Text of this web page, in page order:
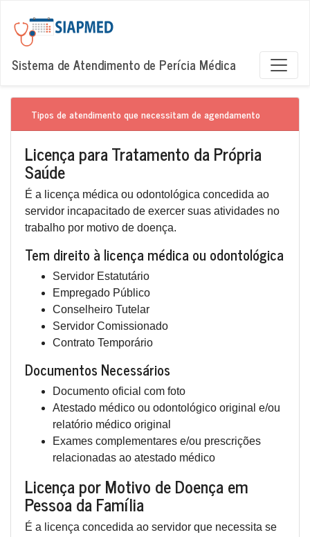
Sistema de Atendimento de Perícia Médica
Tipos de atendimento que necessitam de agendamento
Licença para Tratamento da Própria
Saúde
É a licença médica ou odontológica concedida ao
servidor incapacitado de exercer suas atividades no
trabalho por motivo de doença.
Tem direito à licença médica ou odontológica
Servidor Estatutário
Empregado Público
Conselheiro Tutelar
Servidor Comissionado
Contrato Temporário
Documentos Necessários
Documento oficial com foto
Atestado médico ou odontológico original e/ou
relatório médico original
Exames complementares e/ou prescrições
relacionadas ao atestado médico
Licença por Motivo de Doença em
Pessoa da Família
É a licença concedida ao servidor que necessita se